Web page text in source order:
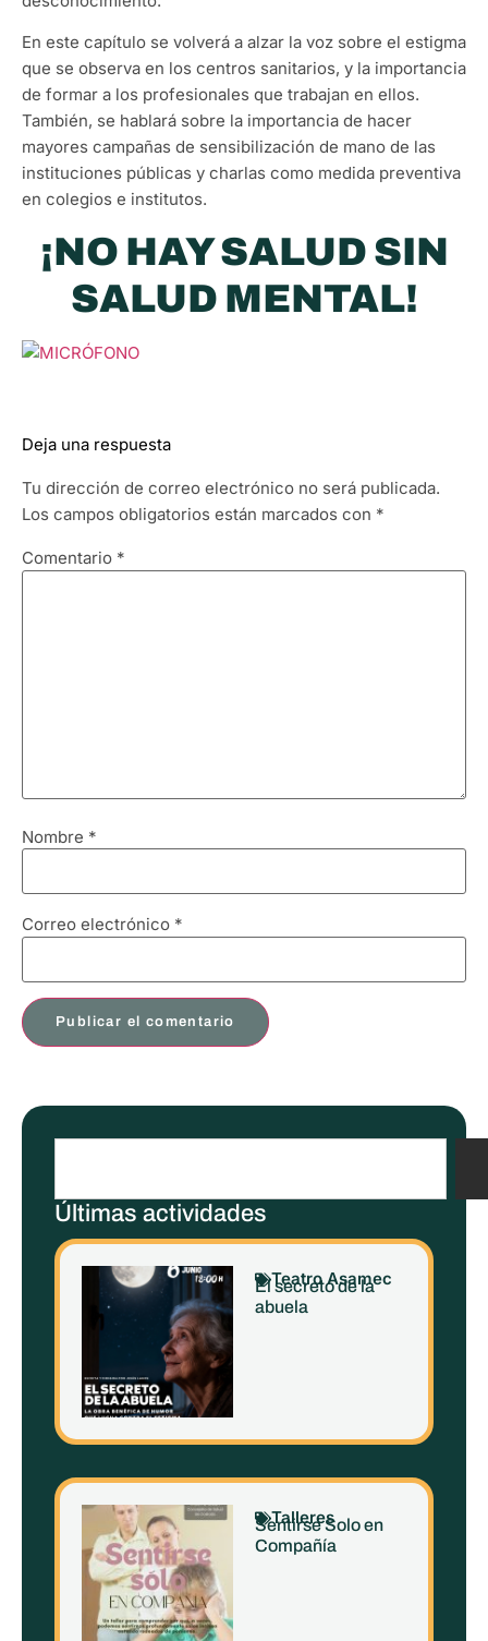
En este capítulo se volverá a alzar la voz sobre el estigma
que se observa en los centros sanitarios, y la importancia
de formar a los profesionales que trabajan en ellos.
También, se hablará sobre la importancia de hacer
mayores campañas de sensibilización de mano de las
instituciones públicas y charlas como medida preventiva
en colegios e institutos.
¡NO HAY SALUD SIN
SALUD MENTAL!
Deja una respuesta
Tu dirección de correo electrónico no será publicada.
Los campos obligatorios están marcados con *
Comentario *
Nombre *
Correo electrónico *
Últimas actividades
Teatro Asamec
El secreto de la
abuela
Talleres
Sentirse Solo en
Compañía